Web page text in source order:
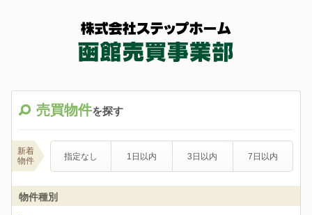
売買物件を探す
新着
物件
指定なし 1日以内 3日以内 7日以内
物件種別